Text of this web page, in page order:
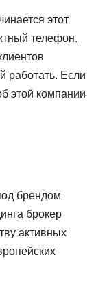
этот
телефон.
работать. Если
этой компании
брендом
брокер
активных